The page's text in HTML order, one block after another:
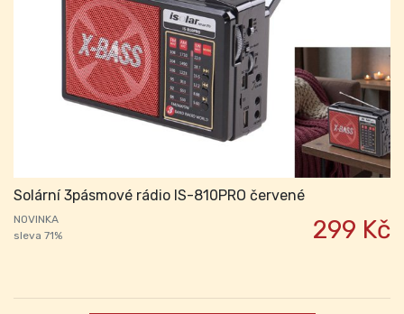
Solární 3pásmové rádio IS-810PRO červené
NOVINKA
sleva 71%
299 Kč